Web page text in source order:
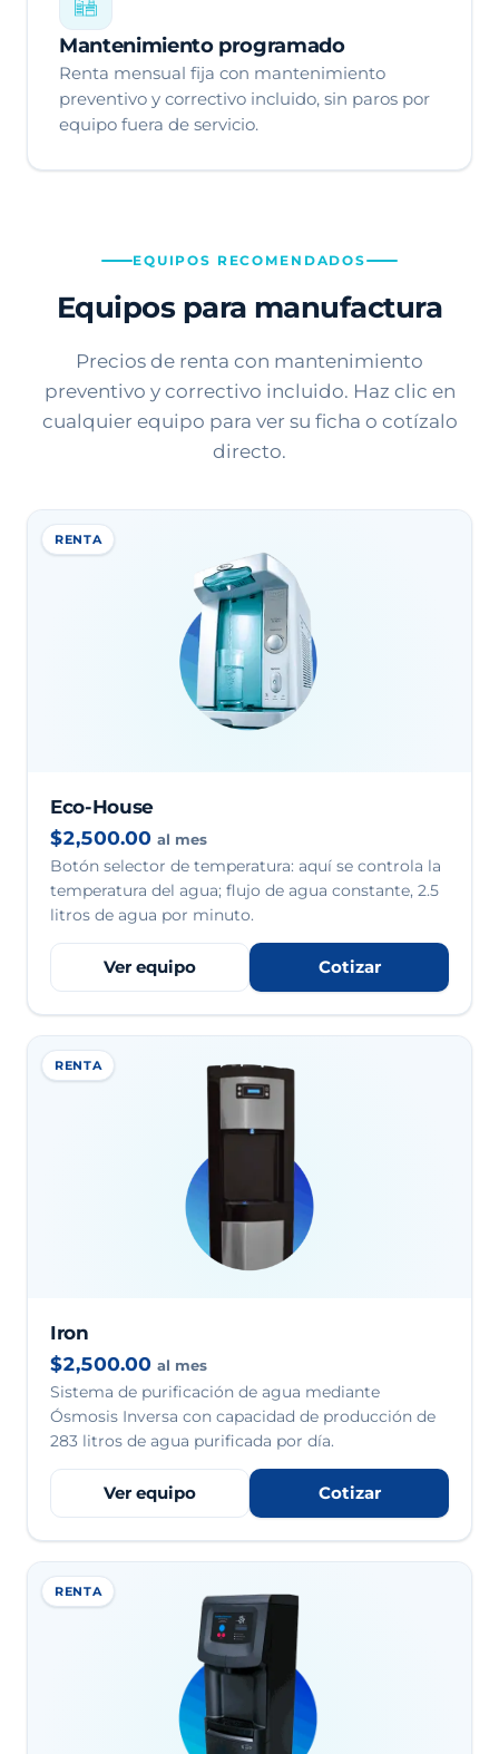
Mantenimiento programado
Renta mensual fija con mantenimiento
preventivo y correctivo incluido, sin paros por
equipo fuera de servicio.
EQUIPOS RECOMENDADOS
Equipos para manufactura
Precios de renta con mantenimiento
preventivo y correctivo incluido. Haz clic en
cualquier equipo para ver su ficha o cotízalo
directo.
RENTA
Eco-House
$2,500.00 al mes
Botón selector de temperatura: aquí se controla la
temperatura del agua; flujo de agua constante, 2.5
litros de agua por minuto.
Ver equipo Cotizar
RENTA
Iron
$2,500.00 al mes
Sistema de purificación de agua mediante
Ósmosis Inversa con capacidad de producción de
283 litros de agua purificada por día.
Ver equipo Cotizar
RENTA